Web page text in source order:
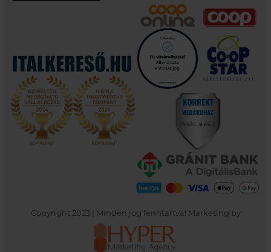
Copyright 2023 | Minden jog fenntartva! Marketing by